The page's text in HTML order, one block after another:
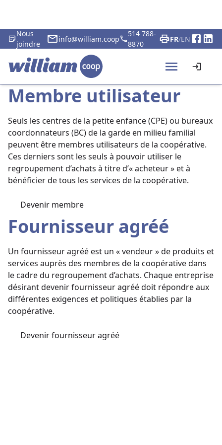
Nous
joindre
info@william.coop
514 788-
8870
FR/EN
Membre utilisateur
Seuls les centres de la petite enfance (CPE) ou bureaux
coordonnateurs (BC) de la garde en milieu familial
peuvent être membres utilisateurs de la coopérative.
Ces derniers sont les seuls à pouvoir utiliser le
regroupement d’achats à titre d’« acheteur » et à
bénéficier de tous les services de la coopérative.
Devenir membre
Fournisseur agréé
Un fournisseur agréé est un « vendeur » de produits et
services auprès des membres de la coopérative dans
le cadre du regroupement d’achats. Chaque entreprise
désirant devenir fournisseur agréé doit répondre aux
différentes exigences et politiques établies par la
coopérative.
Devenir fournisseur agréé